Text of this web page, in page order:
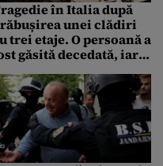
în Italia după
unei clădiri
trei etaje. O persoană a
găsită decedată, iar